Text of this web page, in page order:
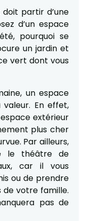
partir d’une
d’un espace
pourquoi se
un jardin et
vert dont vous
un espace
En effet,
extérieur
plus cher
Par ailleurs,
le théâtre de
car il vous
ou de prendre
votre famille.
pas de